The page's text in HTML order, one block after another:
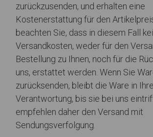
zurückzusenden, und erhalten eine
Kostenerstattung für den
beachten Sie, dass in diesem Fall
Versandkosten, weder für den
Bestellung zu Ihnen, noch für die
uns, erstattet werden. Wenn Sie
zurücksenden, bleibt die Ware in
Verantwortung, bis sie bei uns
empfehlen daher den Versand mit
Sendungsverfolgung.